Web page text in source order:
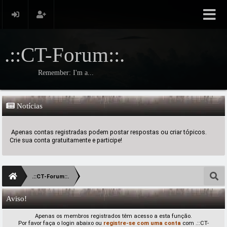
.::CT-Forum::.
Remember: I'm a...
Notícias
Apenas contas registradas podem postar respostas ou criar tópicos.
Crie sua conta gratuitamente e participe!
.::CT-Forum::.
Aviso!
Apenas os membros registrados têm acesso a esta função.
Por favor faça o login abaixo ou registre-se com uma conta com .::CT-